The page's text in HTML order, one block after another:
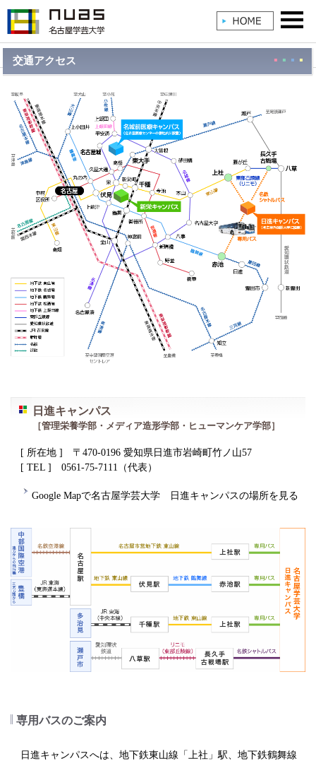
交通アクセス
日進キャンパス
［管理栄養学部・メディア造形学部・ヒューマンケア学部］
[ 所在地 ] 〒470-0196 愛知県日進市岩崎町竹ノ山57
[ TEL ] 0561-75-7111（代表）
Google Mapで名古屋学芸大学 日進キャンパスの場所を見る
専用バスのご案内
日進キャンパスへは、地下鉄東山線「上社」駅、地下鉄鶴舞線